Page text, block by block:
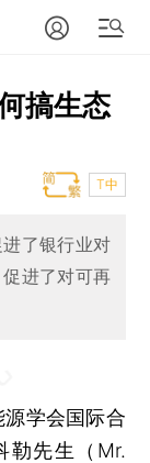
搞生态
T中
了银行业对
进了对可再
学会国际合
勒先生（Mr.